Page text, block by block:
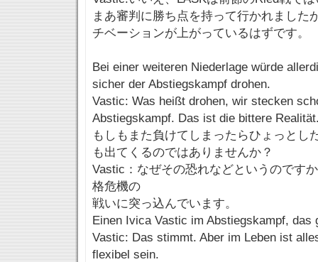
まあ審判に勝ち点を持って行かれました
チベーションが上がっているはずです。
Bei einer weiteren Niederlage würde
sicher der Abstiegskampf drohen.
Vastic: Was heißt drohen, wir stecken
Abstiegskampf. Das ist die bittere
もしもまた負けてしまったらひょっとし
も出てくるのではありませんか？
Vastic：なぜその恐れなどというのです
格危機の
戦いに突っ込んでいます。
Einen Ivica Vastic im Abstiegskampf, das
Vastic: Das stimmt. Aber im Leben ist
flexibel sein.